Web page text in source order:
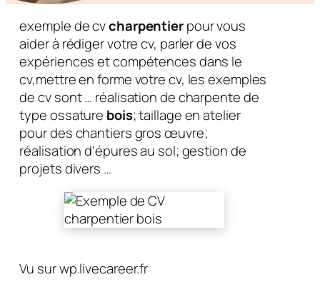
exemple de cvcharpentierpour vous
aider à rédiger votre cv, parler de vos
expériences et compétences dans le
cv,mettre en forme votre cv, les exemples
de cv sont … réalisation de charpente de
type ossature bois; taillage en atelier
pour des chantiers gros œuvre;
réalisation d’épures au sol; gestion de
projets divers …
Vu sur wp.livecareer.fr